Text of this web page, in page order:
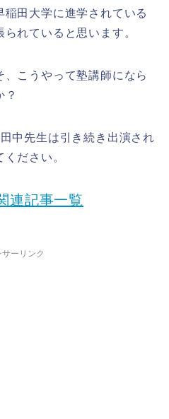
田大学に進学されている
れていると思います。
こうやって塾講師になら
？
中先生は引き続き出演され
ださい。
連記事一覧
サーリンク